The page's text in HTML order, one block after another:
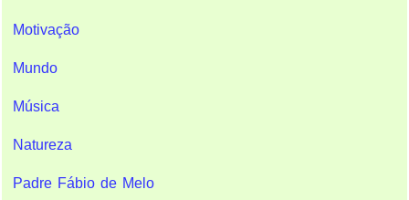
Motivação
Mundo
Música
Natureza
Padre Fábio de Melo